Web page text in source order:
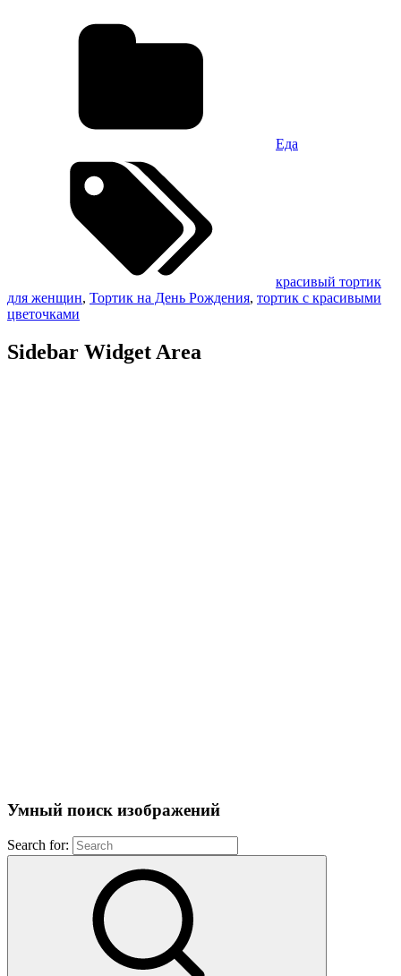
Еда
красивый тортик
для женщин, Тортик на День Рождения, тортик с красивыми
цветочками
Sidebar Widget Area
Умный поиск изображений
Search for: